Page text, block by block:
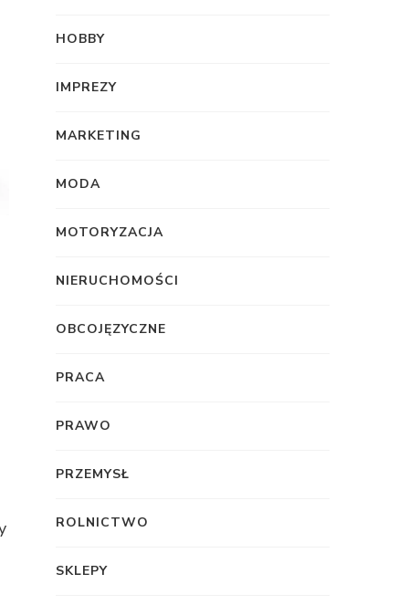
HOBBY
IMPREZY
MARKETING
MODA
MOTORYZACJA
NIERUCHOMOŚCI
OBCOJĘZYCZNE
PRACA
PRAWO
PRZEMYSŁ
ROLNICTWO
SKLEPY